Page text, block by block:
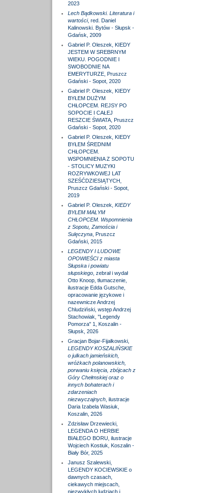
2023
Lech Bądkowski. Literatura i
wartości, red. Daniel
Kalinowski. Bytów - Słupsk -
Gdańsk, 2009
Gabriel P. Oleszek, KIEDY
JESTEM W SREBRNYM
WIEKU. POGODNIE I
SWOBODNIE NA
EMERYTURZE, Pruszcz
Gdański - Sopot, 2020
Gabriel P. Oleszek, KIEDY
BYŁEM DUŻYM
CHŁOPCEM. REJSY PO
SOPOCIE I CAŁEJ
RESZCIE ŚWIATA, Pruszcz
Gdański - Sopot, 2020
Gabriel P. Oleszek, KIEDY
BYŁEM ŚREDNIM
CHŁOPCEM.
WSPOMNIENIA Z SOPOTU
- STOLICY MUZYKI
ROZRYWKOWEJ LAT
SZEŚĆDZIESIĄTYCH,
Pruszcz Gdański - Sopot,
2019
Gabriel P. Oleszek, KIEDY
BYŁEM MAŁYM
CHŁOPCEM. Wspomnienia
z Sopotu, Zamościa i
Sulęczyna, Pruszcz
Gdański, 2015
LEGENDY I LUDOWE
OPOWIEŚCI z miasta
Słupska i powiatu
słupskiego, zebrał i wydał
Otto Knoop, tłumaczenie,
ilustracje Edda Gutsche,
opracowanie językowe i
nazewnicze Andrzej
Chludziński, wstęp Andrzej
Stachowiak, "Legendy
Pomorza" 1, Koszalin -
Słupsk, 2026
Gracjan Bojar-Fijałkowski,
LEGENDY KOSZALIŃSKIE
o julkach jamieńskich,
wróżkach polanowskich,
porwaniu księcia, zbójcach z
Góry Chełmskiej oraz o
innych bohaterach i
zdarzeniach
niezwyczajnych, ilustracje
Daria Izabela Wasiuk,
Koszalin, 2026
Zdzisław Drzewiecki,
LEGENDA O HERBIE
BIAŁEGO BORU, ilustracje
Wojciech Kostiuk, Koszalin -
Biały Bór, 2025
Janusz Szalewski,
LEGENDY KOCIEWSKIE o
dawnych czasach,
ciekawych miejscach,
niezwykłych ludziach i